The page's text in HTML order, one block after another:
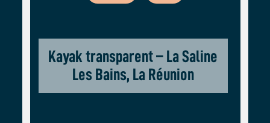
Kayak transparent – La Saline
Les Bains, La Réunion